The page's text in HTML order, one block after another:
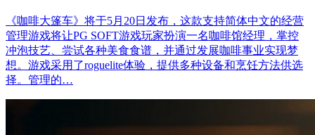
《咖啡大篷车》将于5月20日发布，这款支持简体中文的经营
管理游戏将让PG SOFT游戏玩家扮演一名咖啡馆经理，掌控
冲泡技艺、尝试各种美食食谱，并通过发展咖啡事业实现梦
想。游戏采用了roguelite体验，提供多种设备和烹饪方法供选
择。管理的…